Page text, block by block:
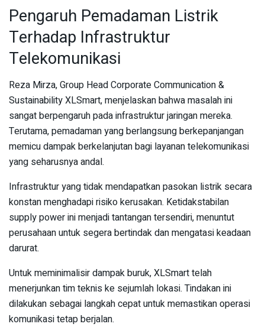
Pengaruh Pemadaman Listrik
Terhadap Infrastruktur
Telekomunikasi
Reza Mirza, Group Head Corporate Communication &
Sustainability XLSmart, menjelaskan bahwa masalah ini
sangat berpengaruh pada infrastruktur jaringan mereka.
Terutama, pemadaman yang berlangsung berkepanjangan
memicu dampak berkelanjutan bagi layanan telekomunikasi
yang seharusnya andal.
Infrastruktur yang tidak mendapatkan pasokan listrik secara
konstan menghadapi risiko kerusakan. Ketidakstabilan
supply power ini menjadi tantangan tersendiri, menuntut
perusahaan untuk segera bertindak dan mengatasi keadaan
darurat.
Untuk meminimalisir dampak buruk, XLSmart telah
menerjunkan tim teknis ke sejumlah lokasi. Tindakan ini
dilakukan sebagai langkah cepat untuk memastikan operasi
komunikasi tetap berjalan.